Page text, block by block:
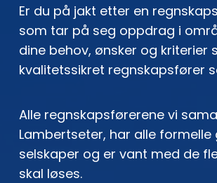
Er du på jakt etter en
som tar på seg oppdrag i
dine behov, ønsker og
kvalitetssikret regnskapsfører
Alle regnskapsførerene vi
Lambertseter, har alle
selskaper og er vant med de
skal løses.